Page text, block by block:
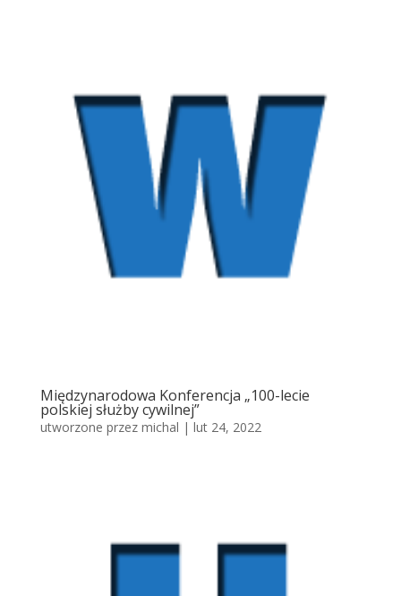
Międzynarodowa Konferencja „100-lecie
polskiej służby cywilnej”
utworzone przez michal | lut 24, 2022